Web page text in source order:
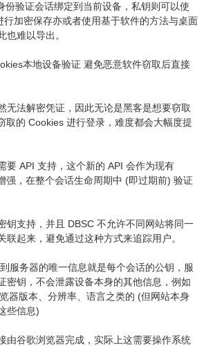
份验证会话绑定到当前设备，私钥则可以使
行加密保存亦或者使用基于软件的方法与桌面
也难以导出。
本地设备验证 避免恶意软件窃取后直接
无法解密凭证，因此无论是黑客是想要窃取
取的 Cookies 进行登录，难度都会大幅度提
要 API 支持，这个新的 API 会作为现有
强，在整个会话生命周期中 (即过期前) 验证
钥支持，并且 DBSC 不允许不同网站将同一
联起来，避免通过这种方式来追踪用户。
服务器的唯一信息就是每个会话的公钥，服
密钥，不会泄露设备本身的其他信息，例如
器版本、分辨率、语言之类的 (但网站本身
些信息)
由谷歌浏览器完成，实际上这需要操作系统